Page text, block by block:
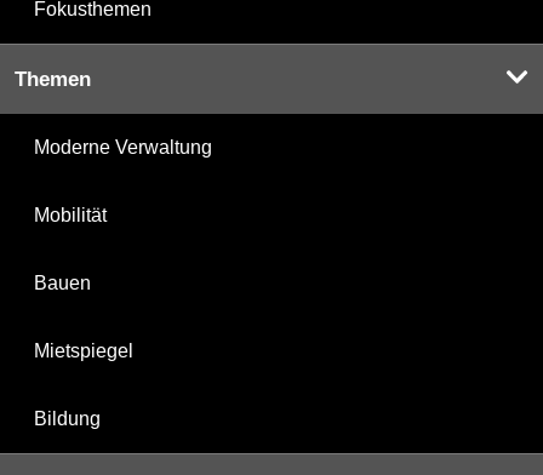
Fokusthemen
Themen
Moderne Verwaltung
Mobilität
Bauen
Mietspiegel
Bildung